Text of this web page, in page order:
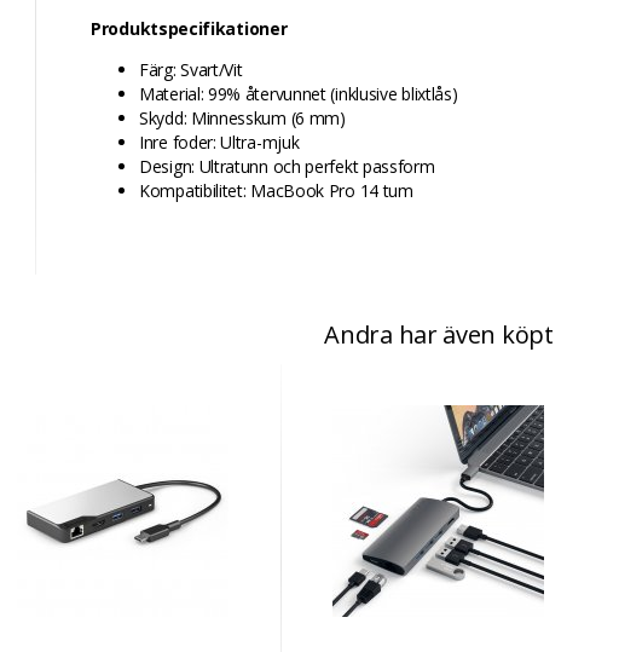
Produktspecifikationer
Färg: Svart/Vit
Material: 99% återvunnet (inklusive blixtlås)
Skydd: Minnesskum (6 mm)
Inre foder: Ultra-mjuk
Design: Ultratunn och perfekt passform
Kompatibilitet: MacBook Pro 14 tum
Andra har även köpt